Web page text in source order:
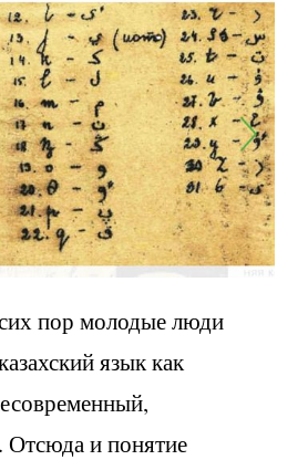
пор молодые люди
язык как
Отсюда и понятие